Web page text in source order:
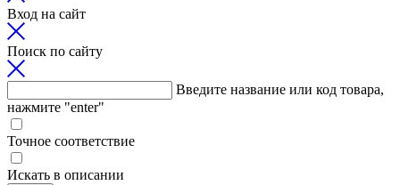
Вход на сайт
Поиск по сайту
Введите название или код товара,
нажмите "enter"
Точное соответствие
Искать в описании